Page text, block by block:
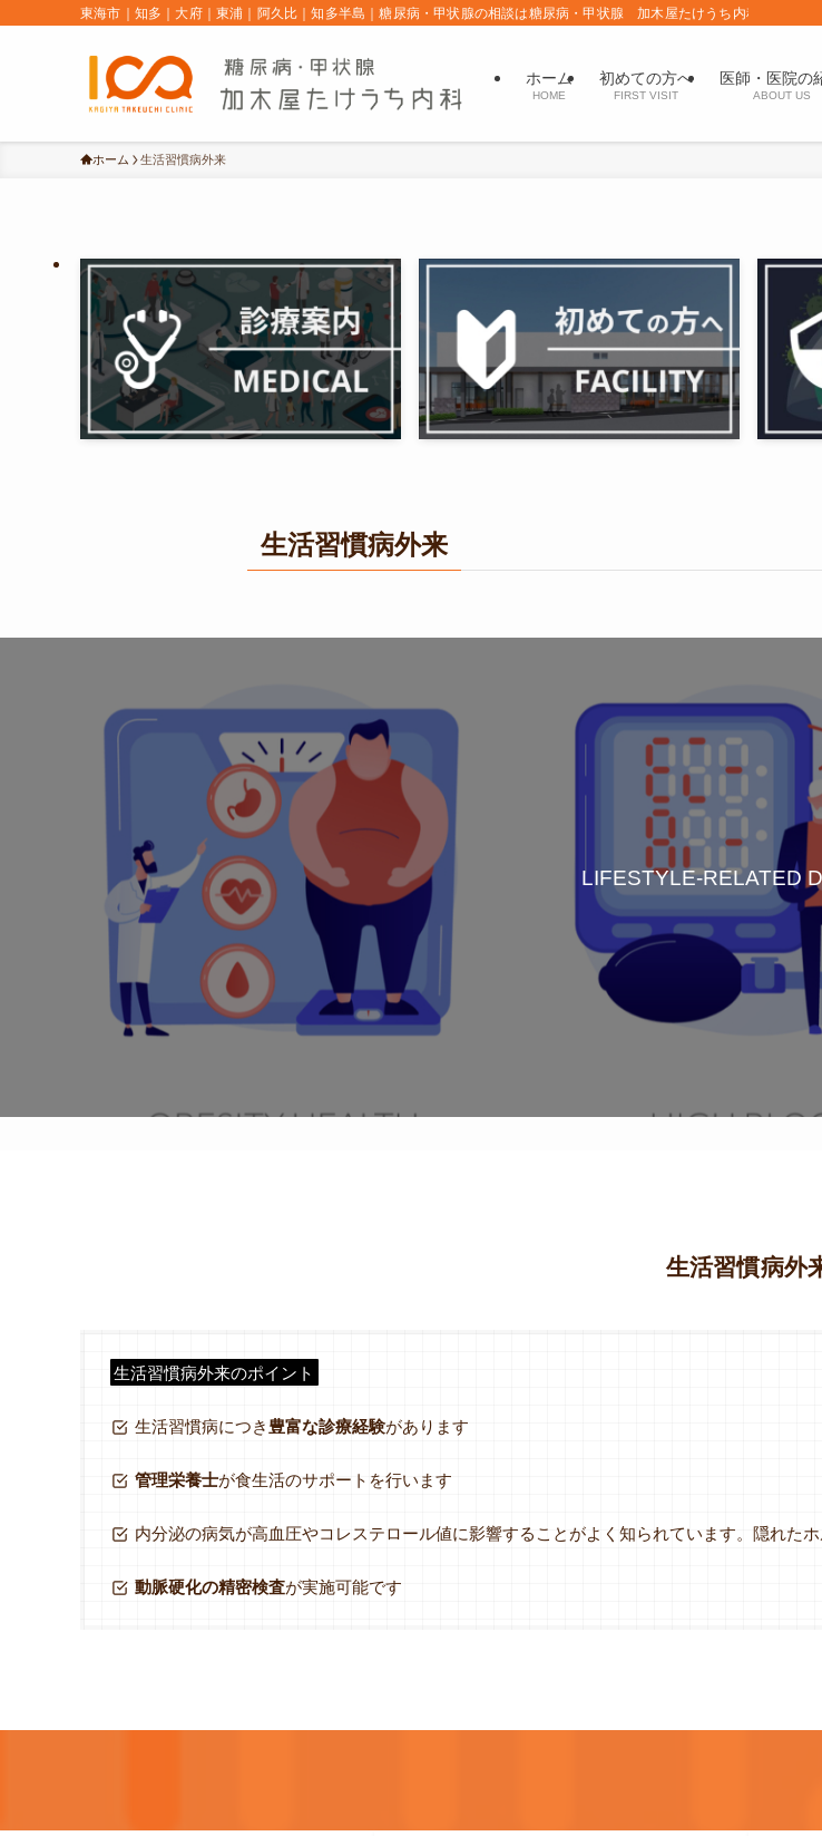
東海市｜知多｜大府｜東浦｜阿久比｜知多半島｜糖尿病・甲状腺の相談は糖尿病・甲状腺 加木屋たけうち内科
ホーム
HOME
初めての方へ
FIRST VISIT
医師・医院の
ABOUT US
ホーム 生活習慣病外来
生活習慣病外来
LIFESTYLE-RELATED
生活習慣病外
生活習慣病外来のポイント
生活習慣病につき 豊富な診療経験があります
管理栄養士が食生活のサポートを行います
内分泌の病気が高血圧やコレステロール値に影響することがよく知られています。隠れた
動脈硬化の精密検査が実施可能です